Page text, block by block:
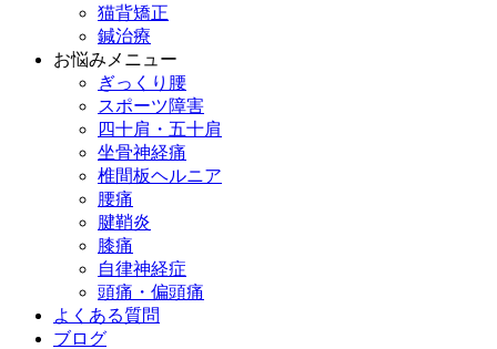
猫背矯正
鍼治療
お悩みメニュー
ぎっくり腰
スポーツ障害
四十肩・五十肩
坐骨神経痛
椎間板ヘルニア
腰痛
腱鞘炎
膝痛
自律神経症
頭痛・偏頭痛
よくある質問
ブログ